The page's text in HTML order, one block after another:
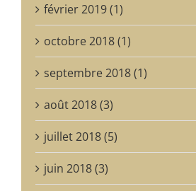
février 2019 (1)
octobre 2018 (1)
septembre 2018 (1)
août 2018 (3)
juillet 2018 (5)
juin 2018 (3)